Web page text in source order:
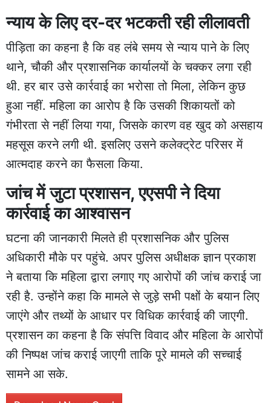
न्याय के लिए दर-दर भटकती रही लीलावती
पीड़िता का कहना है कि वह लंबे समय से न्याय पाने के लिए
थाने, चौकी और प्रशासनिक कार्यालयों के चक्कर लगा रही
थी. हर बार उसे कार्रवाई का भरोसा तो मिला, लेकिन कुछ
हुआ नहीं. महिला का आरोप है कि उसकी शिकायतों को
गंभीरता से नहीं लिया गया, जिसके कारण वह खुद को असहाय
महसूस करने लगी थी. इसलिए उसने कलेक्ट्रेट परिसर में
आत्मदाह करने का फैसला किया.
जांच में जुटा प्रशासन, एएसपी ने दिया
कार्रवाई का आश्वासन
घटना की जानकारी मिलते ही प्रशासनिक और पुलिस
अधिकारी मौके पर पहुंचे. अपर पुलिस अधीक्षक ज्ञान प्रकाश
ने बताया कि महिला द्वारा लगाए गए आरोपों की जांच कराई जा
रही है. उन्होंने कहा कि मामले से जुड़े सभी पक्षों के बयान लिए
जाएंगे और तथ्यों के आधार पर विधिक कार्रवाई की जाएगी.
प्रशासन का कहना है कि संपत्ति विवाद और महिला के आरोपों
की निष्पक्ष जांच कराई जाएगी ताकि पूरे मामले की सच्चाई
सामने आ सके.